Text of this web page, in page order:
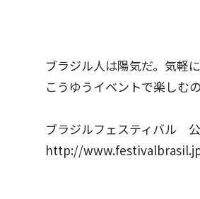
ブラジル人は陽気だ。気軽
こうゆうイベントで楽しむ
ブラジルフェスティバル
http://